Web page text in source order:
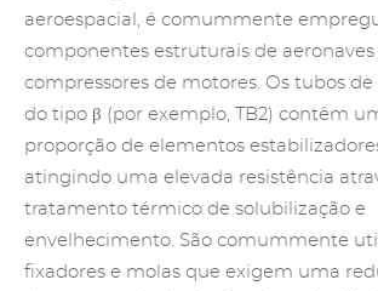
aeroespacial, é comummente
componentes estruturais de aeronaves
compressores de motores. Os tubos
do tipo β (por exemplo, TB2) contêm
proporção de elementos
atingindo uma elevada resistência
tratamento térmico de solubilização e
envelhecimento. São comummente
fixadores e molas que exigem uma